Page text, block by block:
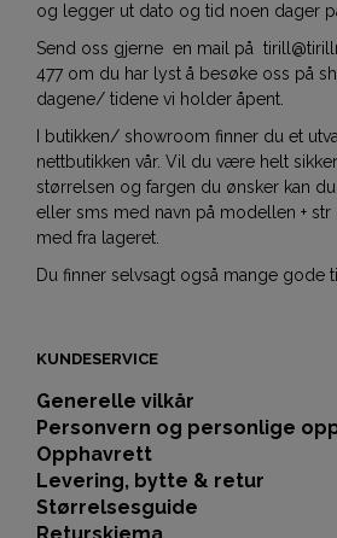
og legger ut dato og tid noen dager
Send oss gjerne en mail på
477 om du har lyst å besøke oss på
dagene/ tidene vi holder åpent.
I butikken/ showroom finner du et
nettbutikken vår. Vil du være helt
størrelsen og fargen du ønsker kan
eller sms med navn på modellen + str
med fra lageret.
Du finner selvsagt også mange gode
KUNDESERVICE
Generelle vilkår
Personvern og personlige
Opphavrett
Levering, bytte & retur
Størrelsesguide